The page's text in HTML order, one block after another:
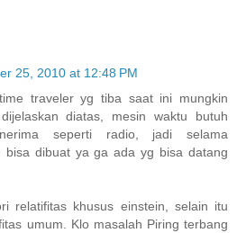
25, 2010 at 12:48 PM
traveler yg tiba saat ini mungkin
diatas, mesin waktu butuh
seperti radio, jadi selama
bisa dibuat ya ga ada yg bisa datang
relatifitas khusus einstein, selain itu
umum. Klo masalah Piring terbang